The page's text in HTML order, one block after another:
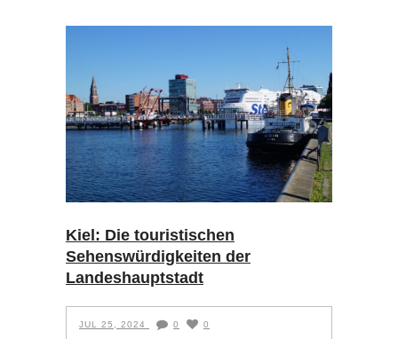
Kiel: Die touristischen
Sehenswürdigkeiten der
Landeshauptstadt
JUL 25, 2024 0 0